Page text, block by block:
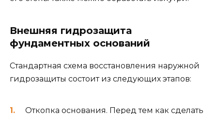
Внешняя гидрозащита
фундаментных оснований
Стандартная схема восстановления наружной
гидрозащиты состоит из следующих этапов:
Откопка основания. Перед тем как сделать